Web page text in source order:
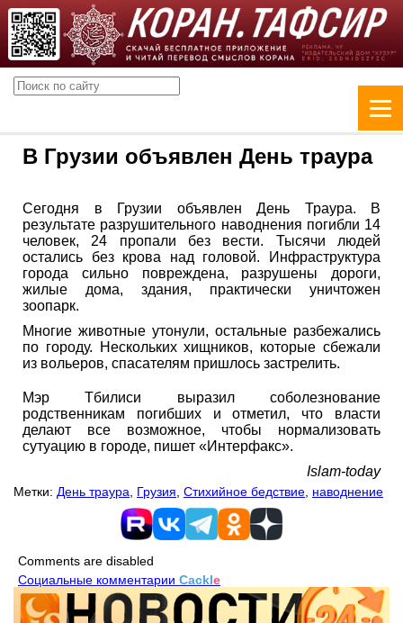
В Грузии объявлен День траура
Сегодня в Грузии объявлен День Траура. В
результате разрушительного наводнения погибли 14
человек, 24 пропали без вести. Тысячи людей
остались без крова над головой. Инфраструктура
города сильно повреждена, разрушены дороги,
жилые дома, здания, практически уничтожен
зоопарк.
Многие животные утонули, остальные разбежались
по городу. Нескольких хищников, которые сбежали
из вольеров, спасателям пришлось застрелить.
Мэр Тбилиси выразил соболезнование
родственникам погибших и отметил, что власти
делают все возможное, чтобы нормализовать
сутуацию в городе, пишет «Интерфакс».
Islam-today
Метки: День траура Грузия Стихийное бедствие наводнение
Comments are disabled
Социальные комментарии Cackle